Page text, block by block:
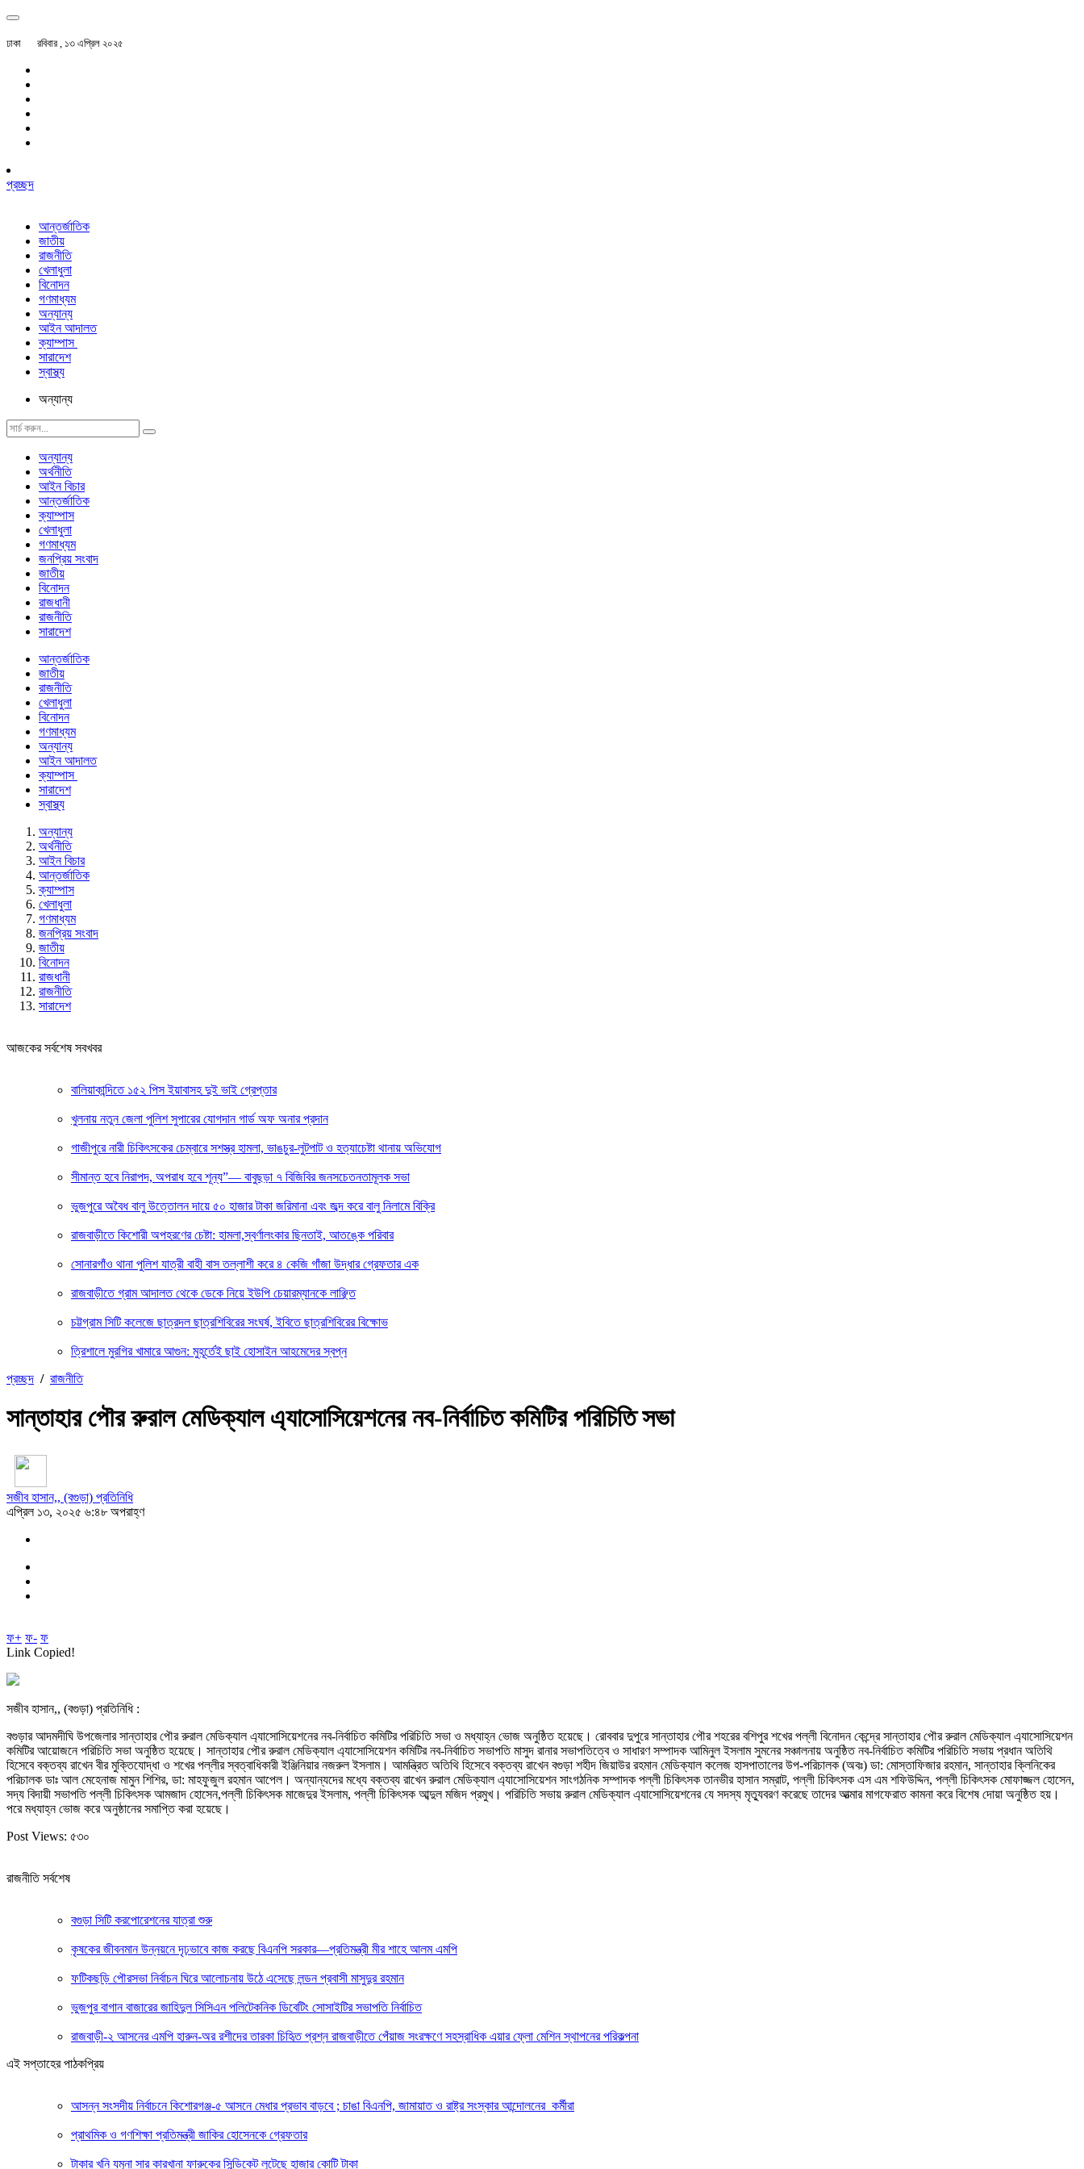
ঢাকা রবিবার , ১৩ এপ্রিল ২০২৫
প্রচ্ছদ
আন্তর্জাতিক
জাতীয়
রাজনীতি
খেলাধুলা
বিনোদন
গণমাধ্যম
অন্যান্য
আইন আদালত
ক্যাম্পাস
সারাদেশ
স্বাস্থ্য
অন্যান্য
অন্যান্য
অর্থনীতি
আইন বিচার
আন্তর্জাতিক
ক্যাম্পাস
খেলাধুলা
গণমাধ্যম
জনপ্রিয় সংবাদ
জাতীয়
বিনোদন
রাজধানী
রাজনীতি
সারাদেশ
আন্তর্জাতিক
জাতীয়
রাজনীতি
খেলাধুলা
বিনোদন
গণমাধ্যম
অন্যান্য
আইন আদালত
ক্যাম্পাস
সারাদেশ
স্বাস্থ্য
অন্যান্য
অর্থনীতি
আইন বিচার
আন্তর্জাতিক
ক্যাম্পাস
খেলাধুলা
গণমাধ্যম
জনপ্রিয় সংবাদ
জাতীয়
বিনোদন
রাজধানী
রাজনীতি
সারাদেশ
আজকের সর্বশেষ সবখবর
বালিয়াকান্দিতে ১৫২ পিস ইয়াবাসহ দুই ভাই গ্রেপ্তার
খুলনায় নতুন জেলা পুলিশ সুপারের যোগদান গার্ড অফ অনার প্রদান
গাজীপুরে নারী চিকিৎসকের চেম্বারে সশস্ত্র হামলা, ভাঙচুর-লুটপাট ও হত্যাচেষ্টা থানায় অভিযোগ
সীমান্ত হবে নিরাপদ, অপরাধ হবে শূন্য”— বাবুছড়া ৭ বিজিবির জনসচেতনতামূলক সভা
ভুজপুরে অবৈধ বালু উত্তোলন দায়ে ৫০ হাজার টাকা জরিমানা এবং জব্দ করে বালু নিলামে বিক্রি
রাজবাড়ীতে কিশোরী অপহরণের চেষ্টা: হামলা,স্বর্ণালংকার ছিনতাই, আতঙ্কে পরিবার
সোনারগাঁও থানা পুলিশ যাত্রী বাহী বাস তল্লাশী করে ৪ কেজি গাঁজা উদ্ধার গ্রেফতার এক
রাজবাড়ীতে গ্রাম আদালত থেকে ডেকে নিয়ে ইউপি চেয়ারম্যানকে লাঞ্ছিত
চট্টগ্রাম সিটি কলেজে ছাত্রদল ছাত্রশিবিরের সংঘর্ষ, ইবিতে ছাত্রশিবিরের বিক্ষোভ
ত্রিশালে মুরগির খামারে আগুন: মুহূর্তেই ছাই হোসাইন আহমেদের স্বপ্ন
প্রচ্ছদ / রাজনীতি
সান্তাহার পৌর রুরাল মেডিক্যাল এ্যাসোসিয়েশনের নব-নির্বাচিত কমিটির পরিচিতি সভা
সজীব হাসান,, (বগুড়া) প্রতিনিধি
এপ্রিল ১৩, ২০২৫ ৬:৪৮ অপরাহ্ণ
ফ+ ফ- ফ
Link Copied!
সজীব হাসান,, (বগুড়া) প্রতিনিধি :
বগুড়ার আদমদীঘি উপজেলার সান্তাহার পৌর রুরাল মেডিক্যাল এ্যাসোসিয়েশনের নব-নির্বাচিত কমিটির পরিচিতি সভা ও মধ্যাহ্ন ভোজ অনুষ্ঠিত হয়েছে। রোববার দুপুরে সান্তাহার পৌর শহরের বশিপুর শখের পল্লী বিনোদন কেন্দ্রে সান্তাহার পৌর রুরাল মেডিক্যাল এ্যাসোসিয়েশন
কমিটির আয়োজনে পরিচিতি সভা অনুষ্ঠিত হয়েছে। সান্তাহার পৌর রুরাল মেডিক্যাল এ্যাসোসিয়েশন কমিটির নব-নির্বাচিত সভাপতি মাসুদ রানার সভাপতিত্বে ও সাধারণ সম্পাদক আমিনুল ইসলাম সুমনের সঞ্চালনায় অনুষ্ঠিত নব-নির্বাচিত কমিটির পরিচিতি সভায় প্রধান অতিথি
হিসেবে বক্তব্য রাখেন বীর মুক্তিযোদ্ধা ও শখের পল্লীর স্বত্বাধিকারী ইঞ্জিনিয়ার নজরুল ইসলাম। আমন্ত্রিত অতিথি হিসেবে বক্তব্য রাখেন বগুড়া শহীদ জিয়াউর রহমান মেডিক্যাল কলেজ হাসপাতালের উপ-পরিচালক (অবঃ) ডা: মোস্তাফিজার রহমান, সান্তাহার ক্লিনিকের
পরিচালক ডাঃ আল মেহেনাজ মামুন শিশির, ডা: মাহফুজুল রহমান আপেল। অন্যান্যদের মধ্যে বক্তব্য রাখেন রুরাল মেডিক্যাল এ্যাসোসিয়েশন সাংগঠনিক সম্পাদক পল্লী চিকিৎসক তানভীর হাসান সম্রাট, পল্লী চিকিৎসক এস এম শফিউদ্দিন, পল্লী চিকিৎসক মোফাজ্জল হোসেন,
সদ্য বিদায়ী সভাপতি পল্লী চিকিৎসক আমজাদ হোসেন,পল্লী চিকিৎসক মাজেদুর ইসলাম, পল্লী চিকিৎসক আব্দুল মজিদ প্রমুখ। পরিচিতি সভায় রুরাল মেডিক্যাল এ্যাসোসিয়েশনের যে সদস্য মৃত্যুবরণ করেছে তাদের আত্মার মাগফেরাত কামনা করে বিশেষ দোয়া অনুষ্ঠিত হয়।
পরে মধ্যাহ্ন ভোজ করে অনুষ্ঠানের সমাপ্তি করা হয়েছে।
Post Views: ৫৩০
রাজনীতি সর্বশেষ
বগুড়া সিটি করপোরেশনের যাত্রা শুরু
কৃষকের জীবনমান উন্নয়নে দৃঢ়ভাবে কাজ করছে বিএনপি সরকার—প্রতিমন্ত্রী মীর শাহে আলম এমপি
ফটিকছড়ি পৌরসভা নির্বাচন ঘিরে আলোচনায় উঠে এসেছে লন্ডন প্রবাসী মাসুদুর রহমান
ভুজপুর বাগান বাজারের জাহিদুল সিসিএন পলিটেকনিক ডিবেটিং সোসাইটির সভাপতি নির্বাচিত
রাজবাড়ী-২ আসনের এমপি হারুন-অর রশীদের তারকা চিহিৃত প্রশ্ন রাজবাড়ীতে পেঁয়াজ সংরক্ষণে সহস্রাধিক এয়ার ফ্লো মেশিন স্থাপনের পরিকল্পনা
এই সপ্তাহের পাঠকপ্রিয়
আসন্ন সংসদীয় নির্বাচনে কিশোরগঞ্জ-৫ আসনে মেধার প্রভাব বাড়বে ; চাঙা বিএনপি, জামায়াত ও রাষ্ট্র সংস্কার আন্দোলনের কর্মীরা
প্রাথমিক ও গণশিক্ষা প্রতিমন্ত্রী জাকির হোসেনকে গ্রেফতার
টাকার খনি যমুনা সার কারখানা ফারুকের সিন্ডিকেট লুটেছে হাজার কোটি টাকা